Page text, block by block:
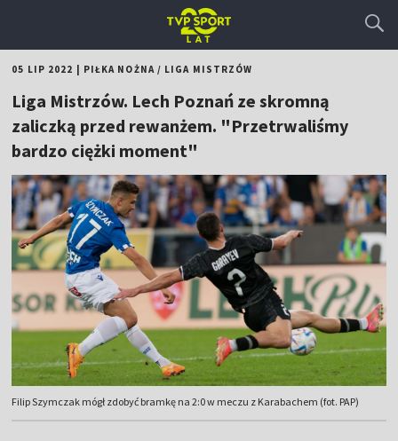
05 LIP 2022 PIŁKA NOŻNA/ LIGA MISTRZÓW
Liga Mistrzów. Lech Poznań ze skromną
zaliczką przed rewanżem. "Przetrwaliśmy
bardzo ciężki moment"
Filip Szymczak mógł zdobyć bramkę na 2:0 w meczu z Karabachem (fot. PAP)